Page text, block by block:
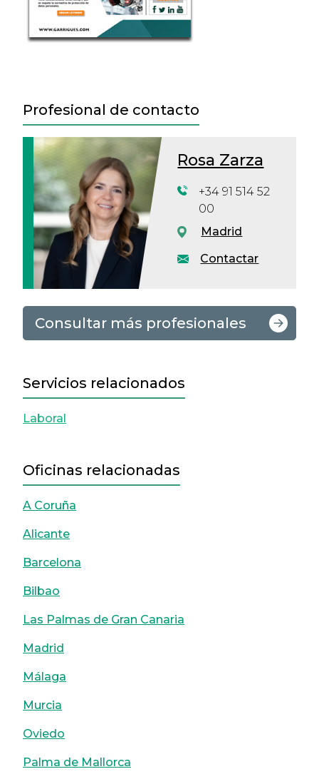
Profesional de contacto
Rosa Zarza
Contactar
+34 91 514 52
00
Madrid
Consultar más profesionales
Servicios relacionados
Laboral
Oficinas relacionadas
A Coruña
Alicante
Barcelona
Bilbao
Las Palmas de Gran Canaria
Madrid
Málaga
Murcia
Oviedo
Palma de Mallorca